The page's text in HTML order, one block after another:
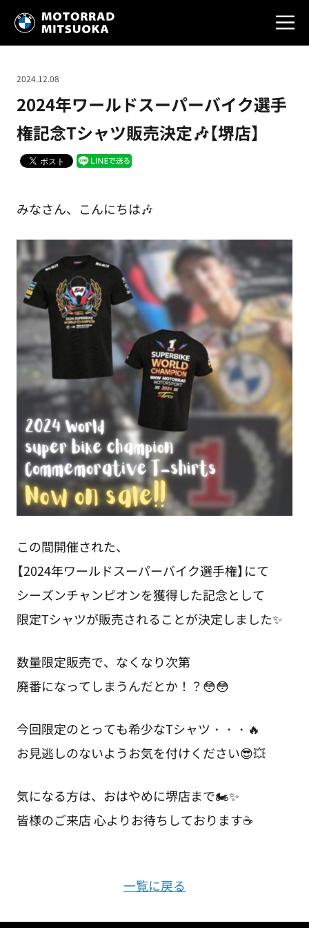
2024年ワールドスーパーバイク選手
権記念Tシャツ販売決定🎶【堺店】
2024.12.08
みなさん、こんにちは🎶
この間開催された、
【2024年ワールドスーパーバイク選手権】にて
シーズンチャンピオンを獲得した記念として
限定Tシャツが販売されることが決定しました✨
数量限定販売で、なくなり次第
廃番になってしまうんだとか！？😳😳
今回限定のとっても希少なTシャツ・・・🔥
お見逃しのないようお気を付けください😎💥
気になる方は、おはやめに堺店まで🏍✨
皆様のご来店 心よりお待ちしております☕
一覧に戻る